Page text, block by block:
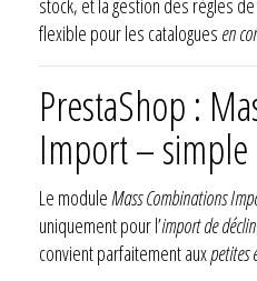
flexible pour les catalogues en
PrestaShop :
Import – simple
Le moduleMass Combinations
uniquement pour l’import de
convient parfaitement auxpetites